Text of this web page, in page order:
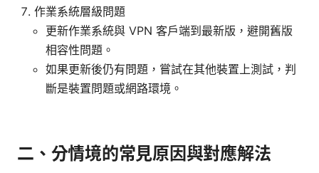
作業系統層級問題
更新作業系統與 VPN 客戶端到最新版，避開舊版
相容性問題。
如果更新後仍有問題，嘗試在其他裝置上測試，判
斷是裝置問題或網路環境。
二、分情境的常見原因與對應解法